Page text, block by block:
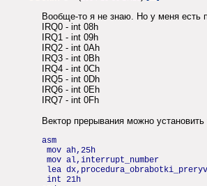
Вообще-то я не знаю. Но у меня есть
IRQ0 - int 08h
IRQ1 - int 09h
IRQ2 - int 0Ah
IRQ3 - int 0Bh
IRQ4 - int 0Ch
IRQ5 - int 0Dh
IRQ6 - int 0Eh
IRQ7 - int 0Fh
Вектор прерывания можно установить
asm
mov ah,25h
mov al,interrupt_number
lea
int 21h